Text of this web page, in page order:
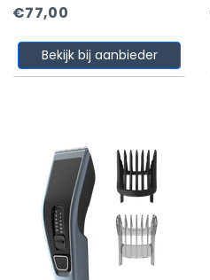
€77,00
Bekijk bij aanbieder